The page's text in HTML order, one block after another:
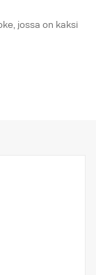
jossa on kaksi